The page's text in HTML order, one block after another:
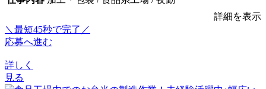
詳細を表示
＼最短45秒で完了／
応募へ進む
詳しく
見る